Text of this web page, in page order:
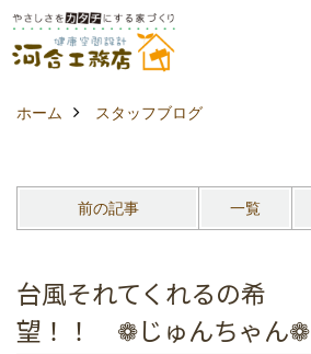
ホーム スタッフブログ
前の記事 一覧
台風それてくれるの希
望！！ ❁じゅんちゃん❁